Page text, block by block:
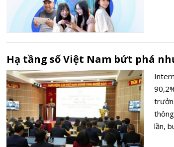
Hạ tầng số Việt Nam bứt phá
lần,